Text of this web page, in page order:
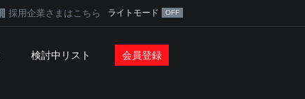
採用企業さまはこちら ライトモード
検討中リスト 会員登録